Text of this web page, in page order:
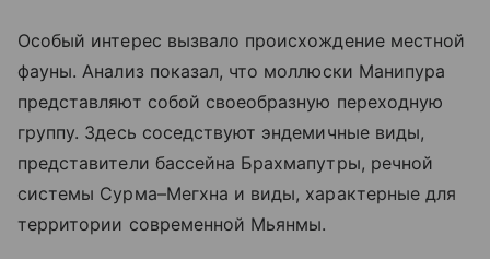
Особый интерес вызвало происхождение местной
фауны. Анализ показал, что моллюски Манипура
представляют собой своеобразную переходную
группу. Здесь соседствуют эндемичные виды,
представители бассейна Брахмапутры, речной
системы Сурма–Мегхна и виды, характерные для
территории современной Мьянмы.